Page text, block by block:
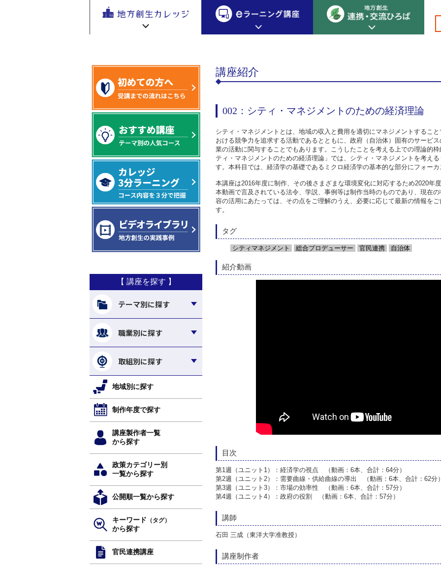
地方創生カレッジ
地方創生カレッジ HOME
新着情報
地方創生カレッジ活用の流れ eラーニング講座 HOME
ビデオライブラリ サイトマップ
eラーニング講座
e ラーニング講座 HOME
初めての方へ
連
連携・交流ひろば HOME
連携・交流ひろばについて
全国で活躍する地方創生専門人材 地方創生の実践事例紹介
地方創生応援プロジェクト イベント情報
地方創生
を無料eラ
講座が200
基盤編 官民の連携 >002：シティ・マネジメントのための経済理論
【 講座を探す 】
テーマ別に探す
職業別に探す
取組別に探す
地域別に探す
制作年度で探す
講座製作者一覧
から探す
政策カテゴリー別
一覧から探す
公開順一覧から探す
キーワード （タグ）
から探す
官民連携講座
講座紹介
002：シティ・マネジメントのための経済理論
シティ・マネジメントとは、地域の収入と費用を適切にマネジメントするこ
おける競争力を追求する活動であるとともに、政府（自治体）固有のサービ
業の活動に関与することでもあります。こうしたことを考える上での理論的
ティ・マネジメントのための経済理論」では、シティ・マネジメントを考え
す。本科目では、経済学の基礎であるミクロ経済学の基本的な部分にフォー
本講座は2016年度に制作、その後さまざまな環境変化に対応するため2020年
本動画で言及されている法令、学説、事例等は制作当時のものであり、現在
容の活用にあたっては、その点をご理解のうえ、必要に応じて最新の情報を
す。
タグ
シティマネジメント 総合プロデューサー 官民連携 自治体
紹介動画
目次
第1週（ユニット1）：経済学の視点 （動画：6本、合計：64分）
第2週（ユニット2）：需要曲線・供給曲線の導出 （動画：6本、合計：62分
第3週（ユニット3）：市場の効率性 （動画：6本、合計：57分）
第4週（ユニット4）：政府の役割 （動画：6本、合計：57分）
講師
石田 三成（東洋大学准教授）
講座制作者